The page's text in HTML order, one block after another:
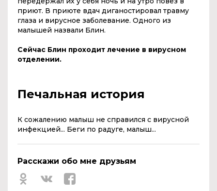
приют. В приюте вдач диганостировал травму
глаза и вирусное заболевание. Одного из
малышей назвали Блин.
Сейчас Блин проходит лечение в вирусном
отделении.
Печальная история
К сожалению малыш не справился с вирусной
инфекцией... Беги по радуге, малыш...
Расскажи обо мне друзьям